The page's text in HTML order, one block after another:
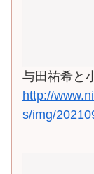
与田祐希と
http://
s/img/